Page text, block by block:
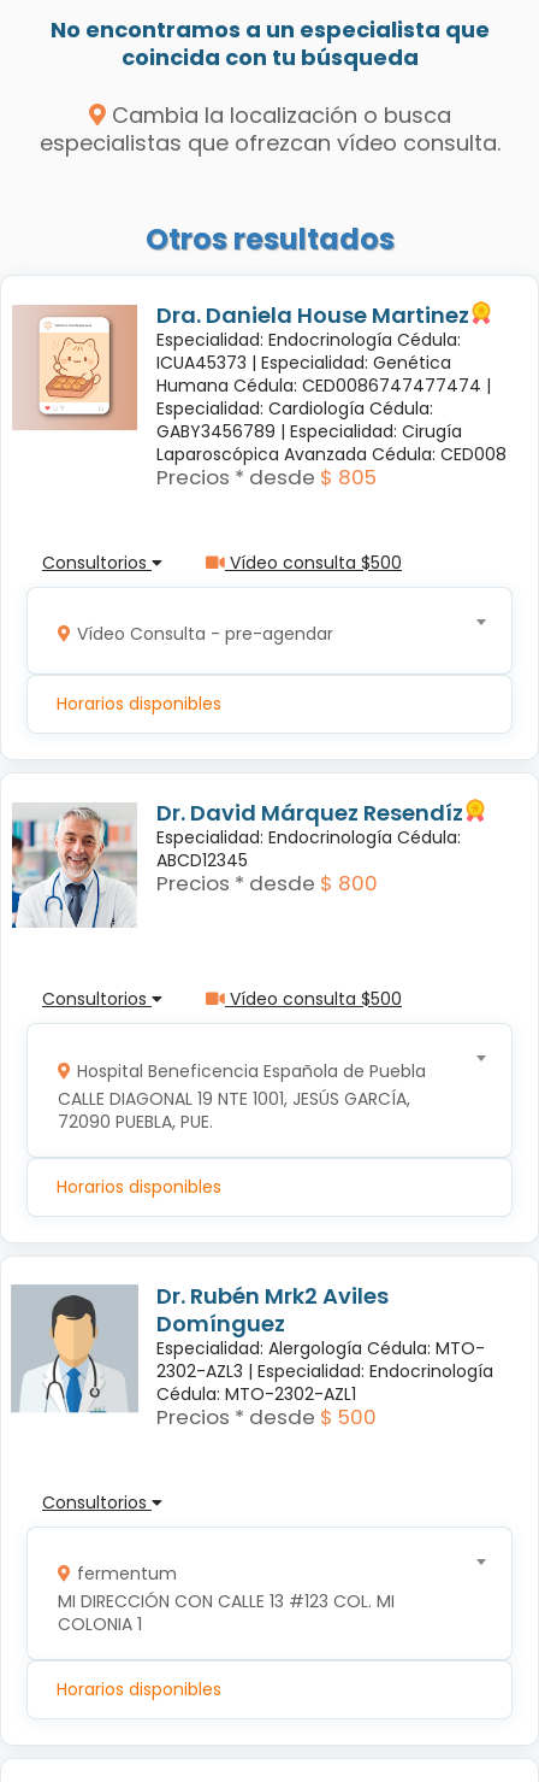
No encontramos a un especialista que
coincida con tu búsqueda
Cambia la localización o busca
especialistas que ofrezcan vídeo consulta.
Otros resultados
Dra. Daniela House Martinez
Especialidad: Endocrinología Cédula:
ICUA45373 | Especialidad: Genética
Humana Cédula: CED0086747477474 |
Especialidad: Cardiología Cédula:
GABY3456789 | Especialidad: Cirugía
Laparoscópica Avanzada Cédula: CED008
Precios * desde $ 805
Consultorios Vídeo consulta $500
Vídeo Consulta - pre-agendar
Horarios disponibles
Dr. David Márquez Resendíz
Especialidad: Endocrinología Cédula:
ABCD12345
Precios * desde $ 800
Consultorios Vídeo consulta $500
Hospital Beneficencia Española de Puebla
CALLE DIAGONAL 19 NTE 1001, JESÚS GARCÍA,
72090 PUEBLA, PUE.
Horarios disponibles
Dr. Rubén Mrk2 Aviles
Domínguez
Especialidad: Alergología Cédula: MTO-
2302-AZL3 | Especialidad: Endocrinología
Cédula: MTO-2302-AZL1
Precios * desde $ 500
Consultorios
fermentum
MI DIRECCIÓN CON CALLE 13 #123 COL. MI
COLONIA 1
Horarios disponibles